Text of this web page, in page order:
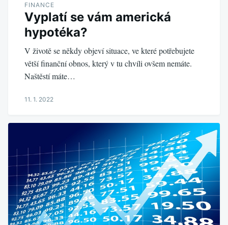
FINANCE
Vyplatí se vám americká
hypotéka?
V životě se někdy objeví situace, ve které potřebujete
větší finanční obnos, který v tu chvíli ovšem nemáte.
Naštěstí máte…
11. 1. 2022